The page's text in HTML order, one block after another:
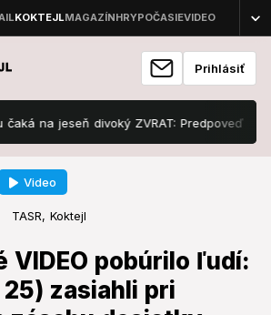
Prihlásiť
jeseň divoký ZVRAT: Predpoveď až do
Video
TASR, Koktejl
VIDEO pobúrilo ľudí:
zasiahli pri
04. júl. 2022 o 07:08
pobúrilo ľudí:
zasiahli pri
desiatky